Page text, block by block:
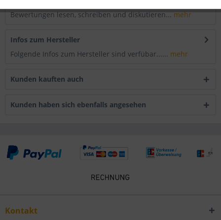
Bewertungen lesen, schreiben und diskutieren... mehr
Infos zum Hersteller
Folgende Infos zum Hersteller sind verfübar...... mehr
Kunden kauften auch
Kunden haben sich ebenfalls angesehen
Kontakt